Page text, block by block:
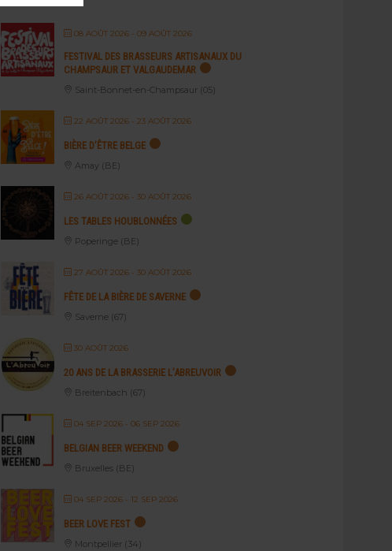
08 AOÛT 2026 - 09 AOÛT 2026
FESTIVAL DES BRASSEURS ARTISANAUX DU
CHAMPSAUR ET VALGAUDEMAR
Saint-Bonnet-en-Champsaur (05)
22 AOÛT 2026 - 23 AOÛT 2026
BIÈRE D’ÊTRE BELGE
Amay (BE)
26 AOÛT 2026 - 30 AOÛT 2026
LES TABLES HOUBLONNÉES
Poperinge (BE)
27 AOÛT 2026 - 30 AOÛT 2026
FÊTE DE LA BIÈRE DE SAVERNE
Saverne (67)
30 AOÛT 2026
20 ANS DE LA BRASSERIE L’ABREUVOIR
Breitenbach (67)
04 SEP 2026 - 06 SEP 2026
BELGIAN BEER WEEKEND
Bruxelles (BE)
04 SEP 2026 - 12 SEP 2026
BEER LOVE FEST
Montpellier (34)